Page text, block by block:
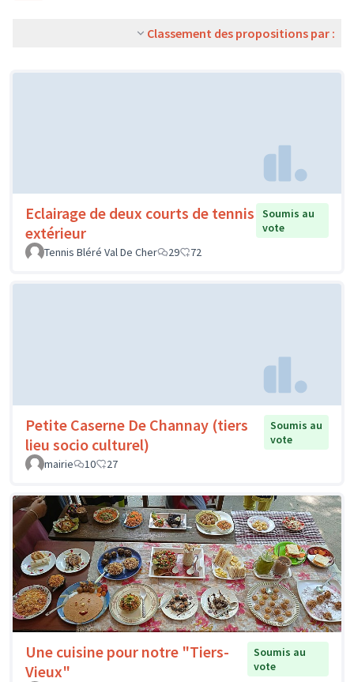
Classement des propositions par :
Eclairage de deux courts de tennis
extérieur
Soumis au
vote
Tennis Bléré Val De Cher
29 72
Petite Caserne De Channay (tiers
lieu socio culturel)
Soumis au
vote
mairie
10 27
Une cuisine pour notre "Tiers-
Vieux"
Soumis au
vote